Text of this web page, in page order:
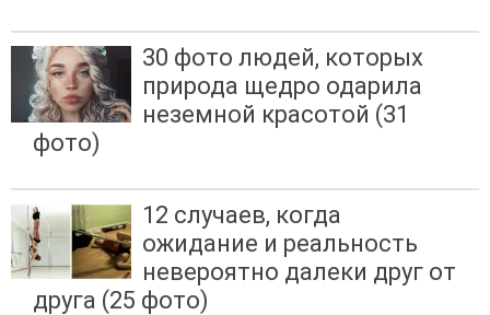
30 фото людей, которых
природа щедро одарила
неземной красотой (31
фото)
12 случаев, когда
ожидание и реальность
невероятно далеки друг от
друга (25 фото)